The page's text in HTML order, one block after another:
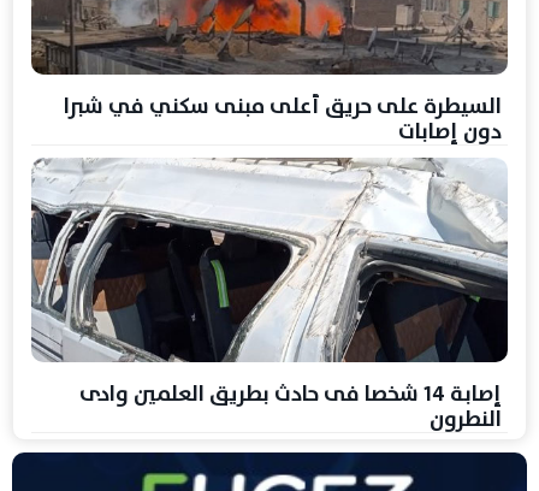
السيطرة على حريق أعلى مبنى سكني في شبرا
دون إصابات
إصابة 14 شخصا فى حادث بطريق العلمين وادى
النطرون